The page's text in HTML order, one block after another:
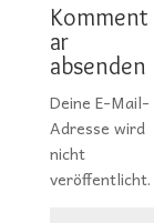
Komment
ar
absenden
Deine E-Mail-
Adresse wird
nicht
veröffentlicht.